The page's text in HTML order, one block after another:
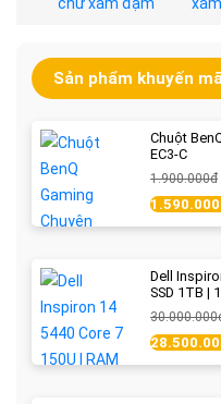
Sản phẩm khuyến
Chuột
EC3-C
1.900.000đ
Dell
SSD 1TB |
Blue - New